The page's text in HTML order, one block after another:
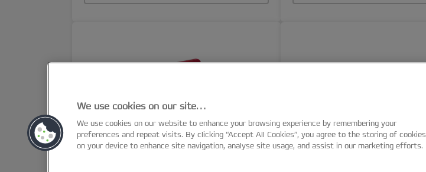
We use cookies on our site…
We use cookies on our website to enhance your browsing experience by remembering your
preferences and repeat visits. By clicking “Accept All Cookies”, you agree to the storing of cookies
on your device to enhance site navigation, analyse site usage, and assist in our marketing efforts.